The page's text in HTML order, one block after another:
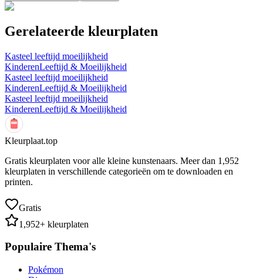
Gerelateerde kleurplaten
Kasteel leeftijd moeilijkheid
KinderenLeeftijd & Moeilijkheid
Kasteel leeftijd moeilijkheid
KinderenLeeftijd & Moeilijkheid
Kasteel leeftijd moeilijkheid
KinderenLeeftijd & Moeilijkheid
Kleurplaat.top
Gratis kleurplaten voor alle kleine kunstenaars. Meer dan 1,952
kleurplaten in verschillende categorieën om te downloaden en
printen.
Gratis
1,952+ kleurplaten
Populaire Thema's
Pokémon